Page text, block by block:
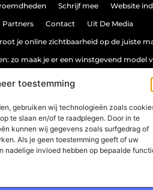
toestemming
gebruiken wij technologieën zoals
te slaan en/of te raadplegen. Door in te
kunnen wij gegevens zoals surfgedrag of
Als je geen toestemming geeft of uw
nadelige invloed hebben op bepaalde
Schrijf mee Website
Partners Contact Uit De Media
je online zichtbaarheid op de juiste
zo maak je er een winstgevend model